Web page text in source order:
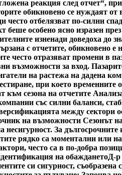
реакция след отчет“,
обикновено се нуждаят
често отбелязват по-силни
беше особено ясно изразен
изненади доведоха до
с отчетите, обикновено
често отразяват промени в
възможности за вход.
на растежа на дадена
при което временните
към сезона на отчетите
със силни баланси,
между сектори
на възможности Сезонът
несигурност. За
рядко са моментални или
често са в по-добра
на обажданетоД-р
си сигурност, съобразена